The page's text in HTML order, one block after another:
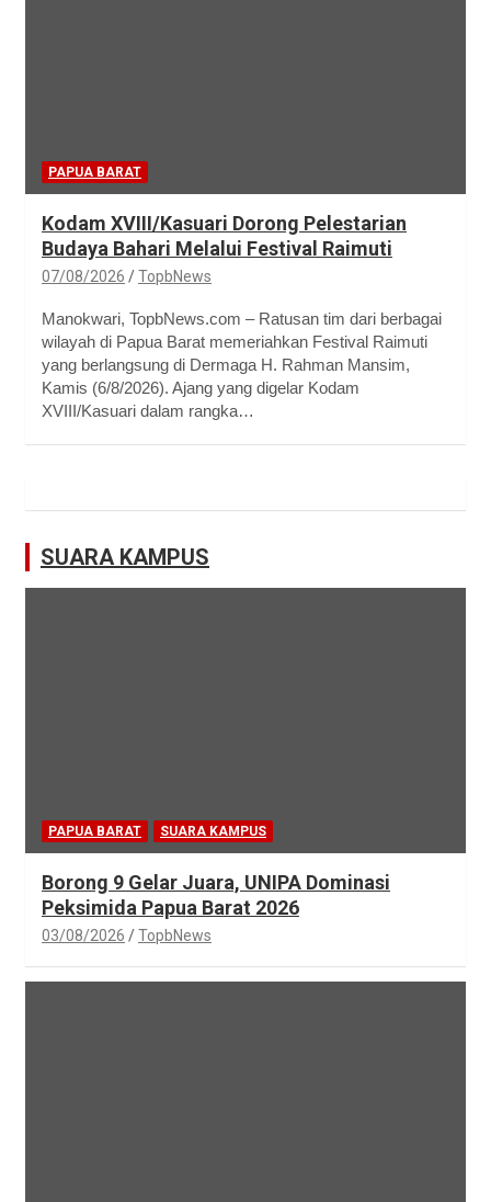
PAPUA BARAT
Kodam XVIII/Kasuari Dorong Pelestarian
Budaya Bahari Melalui Festival Raimuti
07/08/2026 TopbNews
Manokwari, TopbNews.com – Ratusan tim dari berbagai
wilayah di Papua Barat memeriahkan Festival Raimuti
yang berlangsung di Dermaga H. Rahman Mansim,
Kamis (6/8/2026). Ajang yang digelar Kodam
XVIII/Kasuari dalam rangka…
SUARA KAMPUS
PAPUA BARAT SUARA KAMPUS
Borong 9 Gelar Juara, UNIPA Dominasi
Peksimida Papua Barat 2026
03/08/2026 TopbNews